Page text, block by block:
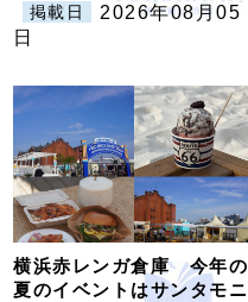
掲載日
2026年08月05
日
横浜赤レンガ倉庫 今年の
夏のイベントはサンタモニ